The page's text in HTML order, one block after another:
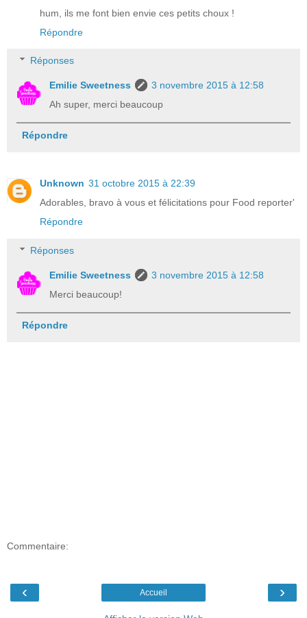
hum, ils me font bien envie ces petits choux !
Répondre
Réponses
Emilie Sweetness
3 novembre 2015 à 12:58
Ah super, merci beaucoup
Répondre
Unknown 31 octobre 2015 à 22:39
Adorables, bravo à vous et félicitations pour Food reporter'
Répondre
Réponses
Emilie Sweetness
3 novembre 2015 à 12:58
Merci beaucoup!
Répondre
Commentaire:
‹ ›
Accueil